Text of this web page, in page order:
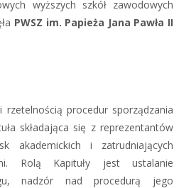
wyższych szkół zawodowych
PWSZ im. Papieża Jana Pawła II
rzetelnością procedur sporządzania
składająca się z reprezentantów
akademickich i zatrudniających
Rolą Kapituły jest ustalanie
nadzór nad procedurą jego